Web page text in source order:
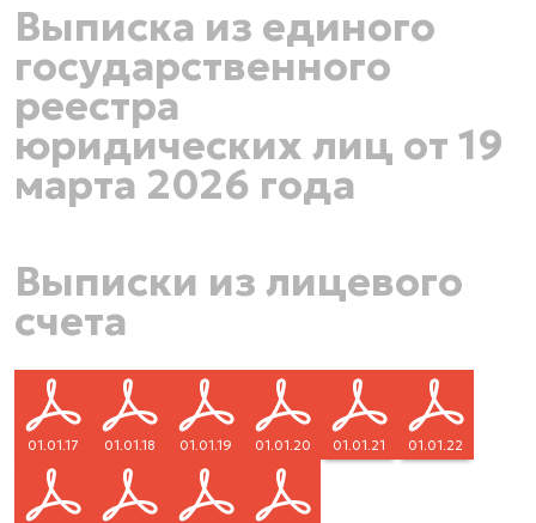
Выписка из единого
государственного
реестра
юридических лиц от 19
марта 2026 года
Выписки из лицевого
счета
01.01.17 01.01.18 01.01.19 01.01.20 01.01.21 01.01.22